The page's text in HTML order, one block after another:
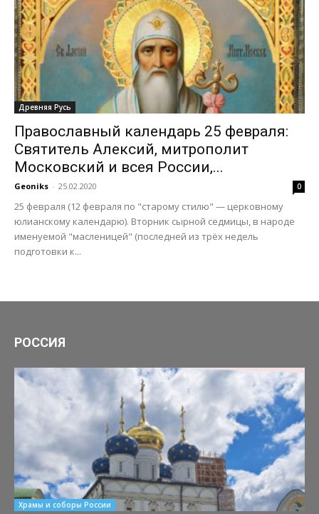
Древняя Русь
Православный календарь 25 февраля:
Святитель Алексий, митрополит
Московский и всея России,...
Geoniks - 25.02.2020 0
25 февраля (12 февраля по "старому стилю" — церковному
юлианскому календарю). Вторник сырной седмицы, в народе
именуемой "масленицей" (последней из трёх недель
подготовки к...
РОССИЯ
Храмы и соборы России